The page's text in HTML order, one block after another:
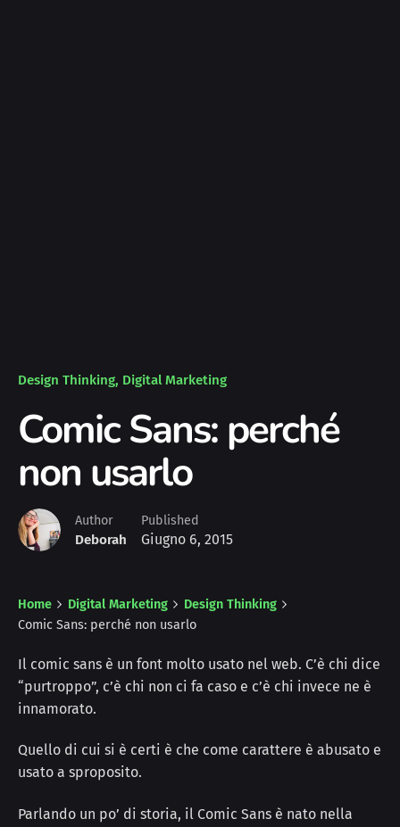
Design Thinking Digital Marketing
Comic Sans: perché
non usarlo
Author
Deborah
Published
Giugno 6, 2015
Home Digital Marketing
Design Thinking
Comic Sans: perché non usarlo
Il comic sans è un font molto usato nel web. C’è chi dice
“purtroppo”, c’è chi non ci fa caso e c’è chi invece ne è
innamorato.
Quello di cui si è certi è che come carattere è abusato e
usato a sproposito.
Parlando un po’ di storia, il Comic Sans è nato nella